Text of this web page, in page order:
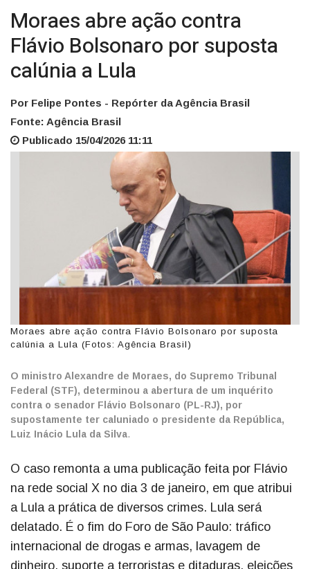
Moraes abre ação contra
Flávio Bolsonaro por suposta
calúnia a Lula
Por Felipe Pontes - Repórter da Agência Brasil
Fonte: Agência Brasil
Publicado 15/04/2026 11:11
Moraes abre ação contra Flávio Bolsonaro por suposta
calúnia a Lula (Fotos: Agência Brasil)
O ministro Alexandre de Moraes, do Supremo Tribunal
Federal (STF), determinou a abertura de um inquérito
contra o senador Flávio Bolsonaro (PL-RJ), por
supostamente ter caluniado o presidente da República,
Luiz Inácio Lula da Silva.
O caso remonta a uma publicação feita por Flávio
na rede social X no dia 3 de janeiro, em que atribui
a Lula a prática de diversos crimes. Lula será
delatado. É o fim do Foro de São Paulo: tráfico
internacional de drogas e armas, lavagem de
dinheiro, suporte a terroristas e ditaduras, eleições